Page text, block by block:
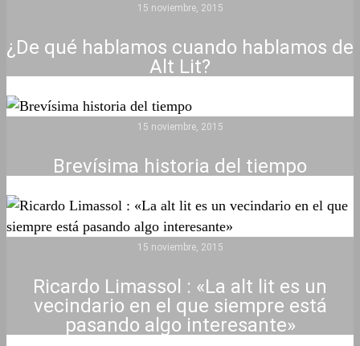
15 noviembre, 2015
¿De qué hablamos cuando hablamos de
Alt Lit?
15 noviembre, 2015
Brevísima historia del tiempo
15 noviembre, 2015
Ricardo Limassol : «La alt lit es un
vecindario en el que siempre está
pasando algo interesante»